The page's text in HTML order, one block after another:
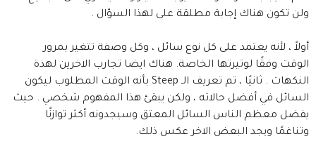
ولن تكون هناك إجابة مطلقة على لهذا السؤال .
أولاً ، لأنه يعتمد على كل نوع سائل ، وكل وصفة تتغير بمرور
الوقت وفقًا لوتيرتها الخاصة. هناك ايضا تجارب الاخرين لهذة
النكهات . ثانيًا ، تم تعريف الـ Steep بأنه الوقت المطلوب ليكون
السائل في أفضل حالاته ، ولكن يبقئ هذا المفهوم شخصي . حيث
يفضل معظم الناس السائل المعتق وسيجدونه أكثر توازنًا
وتناغمًا ويجد البعض الاخر عكس ذلك.